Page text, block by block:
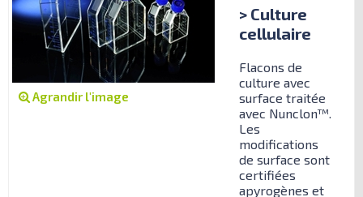
Agrandir l'image
> Culture
cellulaire
Flacons de
culture avec
surface traitée
avec Nunclon™.
Les
modifications
de surface sont
certifiées
apyrogènes et